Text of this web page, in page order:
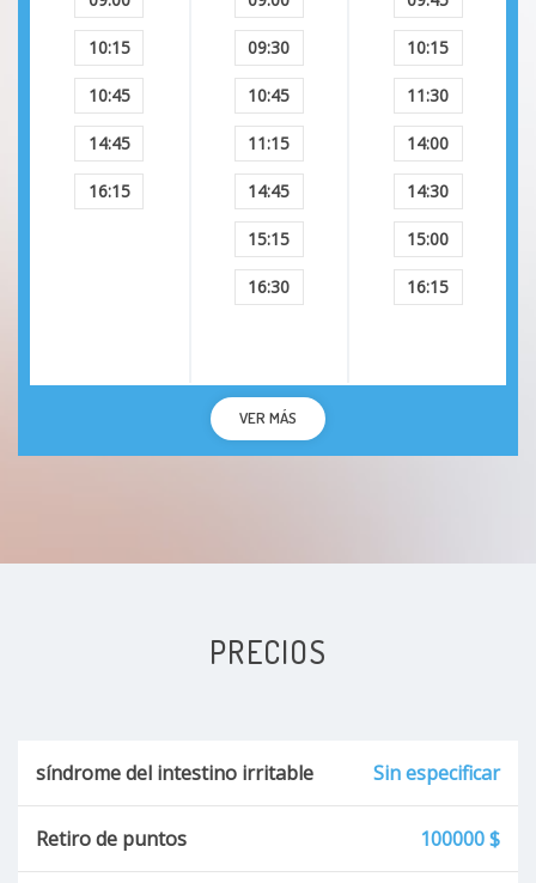
Rinosinusitis aguda
Rinosinusitis crónica
Síndrome de hombro doloroso
Síndrome de túnel carpiano
Osteoartrosis generalizada
Epicondilitis medial de codo
Enfermedad cerebro vascular
Fotoenvejecimiento
10:15
10:45
14:45
16:15
09:30
10:45
11:15
14:45
15:15
16:30
10:15
11:30
14:00
14:30
15:00
16:15
VER MÁS
PRECIOS
síndrome del intestino irritable Sin especificar
Retiro de puntos 100000 $